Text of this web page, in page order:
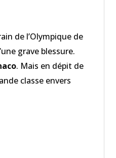
de l’Olympique de
grave blessure.
. Mais en dépit de
classe envers